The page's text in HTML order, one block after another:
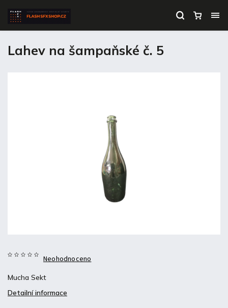
Lahev na šampaňské č. 5
Neohodnoceno
Mucha Sekt
Detailní informace